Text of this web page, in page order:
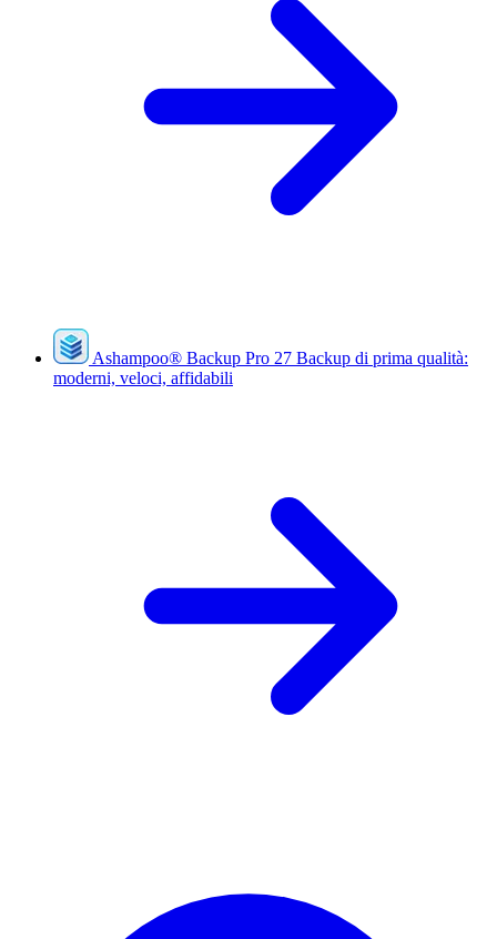
Ashampoo® Backup Pro 27 Backup di prima qualità:
moderni, veloci, affidabili